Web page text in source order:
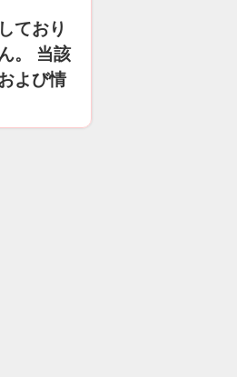
ており
。 当該
よび情